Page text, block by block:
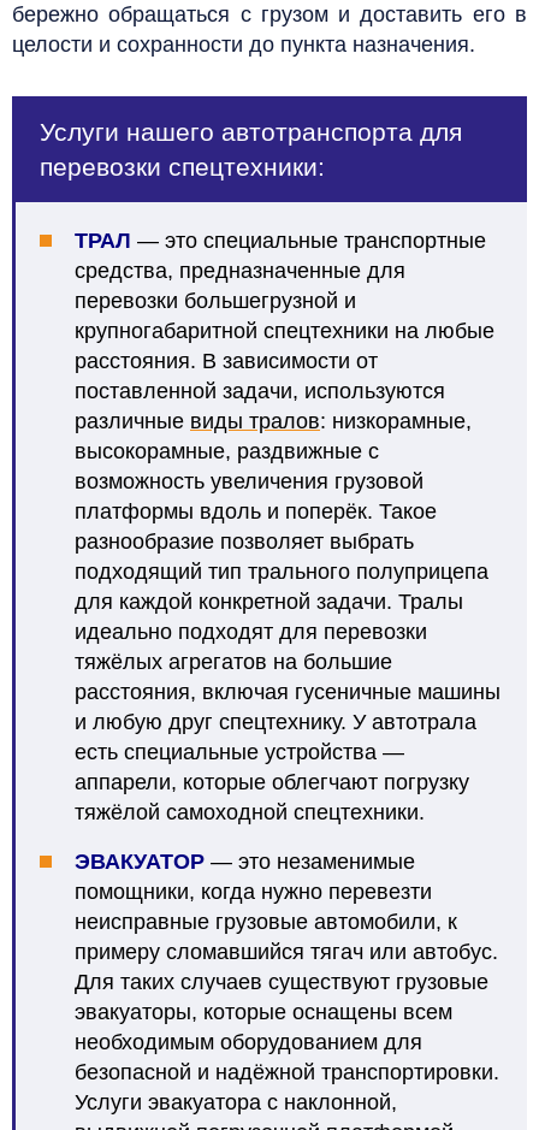
бережно обращаться с грузом и доставить его в
целости и сохранности до пункта назначения.
Услуги нашего автотранспорта для
перевозки спецтехники:
ТРАЛ — это специальные транспортные
средства, предназначенные для
перевозки большегрузной и
крупногабаритной спецтехники на любые
расстояния. В зависимости от
поставленной задачи, используются
различные виды тралов: низкорамные,
высокорамные, раздвижные с
возможность увеличения грузовой
платформы вдоль и поперёк. Такое
разнообразие позволяет выбрать
подходящий тип трального полуприцепа
для каждой конкретной задачи. Тралы
идеально подходят для перевозки
тяжёлых агрегатов на большие
расстояния, включая гусеничные машины
и любую друг спецтехнику. У автотрала
есть специальные устройства —
аппарели, которые облегчают погрузку
тяжёлой самоходной спецтехники.
ЭВАКУАТОР — это незаменимые
помощники, когда нужно перевезти
неисправные грузовые автомобили, к
примеру сломавшийся тягач или автобус.
Для таких случаев существуют грузовые
эвакуаторы, которые оснащены всем
необходимым оборудованием для
безопасной и надёжной транспортировки.
Услуги эвакуатора с наклонной,